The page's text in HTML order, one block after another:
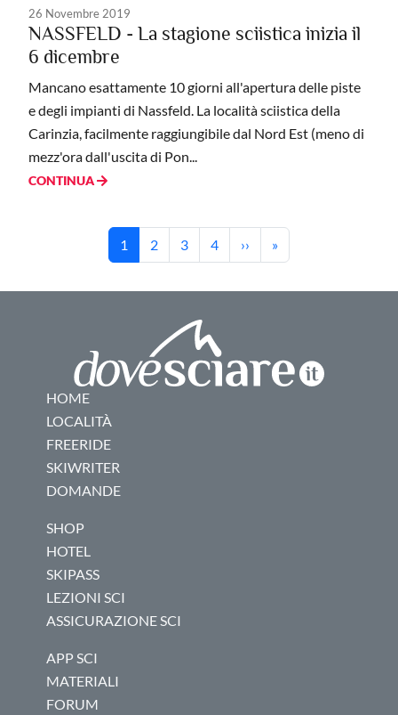
26 Novembre 2019
NASSFELD - La stagione sciistica inizia il
6 dicembre
Mancano esattamente 10 giorni all'apertura delle piste
e degli impianti di Nassfeld. La località sciistica della
Carinzia, facilmente raggiungibile dal Nord Est (meno di
mezz'ora dall'uscita di Pon...
CONTINUA
Paginazione
Pagina attuale
1 Pagina
2 Pagina
3 Pagina
4 Pagina successiva
›› Ultima pagina
»
HOME
LOCALITÀ
FREERIDE
SKIWRITER
DOMANDE
SHOP
HOTEL
SKIPASS
LEZIONI SCI
ASSICURAZIONE SCI
APP SCI
MATERIALI
FORUM